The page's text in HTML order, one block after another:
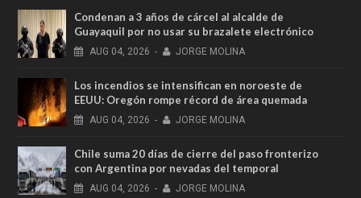
Condenan a 3 años de cárcel al alcalde de
Guayaquil por no usar su brazalete electrónico
AUG 04, 2026 - JORGE MOLINA
Los incendios se intensifican en noroeste de
EEUU: Oregón rompe récord de área quemada
AUG 04, 2026 - JORGE MOLINA
Chile suma 20 días de cierre del paso fronterizo
con Argentina por nevadas del temporal
AUG 04, 2026 - JORGE MOLINA